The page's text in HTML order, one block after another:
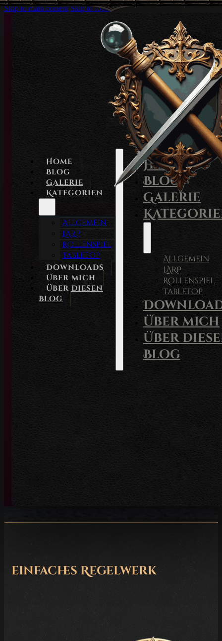
Skip to main content Skip to footer
Home
Blog
Galerie
Kategorien
Allgemein
LARP
Rollenspiel
Tabletop
Downloads
Über mich
Über diesen
Blog
Home
Blog
Galerie
Allgemein
LARP
Rollenspiel
Tabletop
Über mich
Über
Blog
einfaches Regelwerk